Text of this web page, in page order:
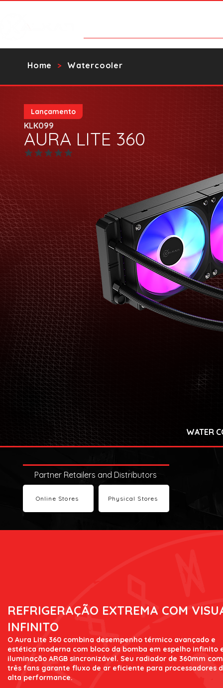
>
Home Watercooler
AURA LITE 360
No ratings yet
KLK099
Lançamento
WATER
Partner Retailers and Distributors
Online Stores Physical Stores
REFRIGERAÇÃO EXTREMA COM
INFINITO
O Aura Lite 360 combina desempenho térmico avançado e
estética moderna com bloco da bomba em espelho infinito
iluminação ARGB sincronizável. Seu radiador de 360mm com
três fans garante fluxo de ar eficiente para processadores
alta performance.